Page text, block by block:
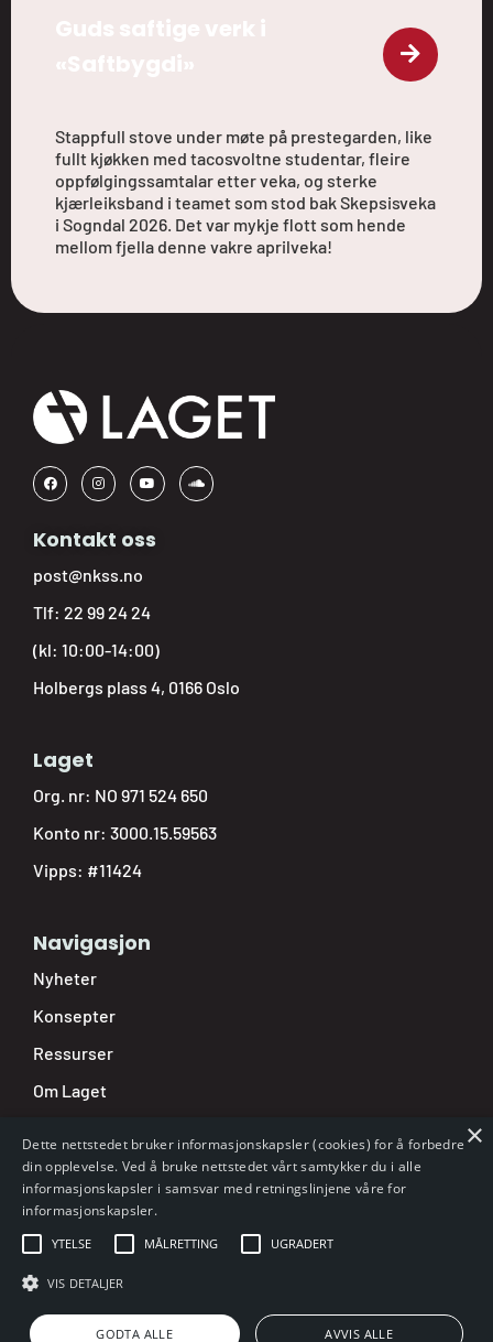
Stappfull stove under møte på prestegarden, like
fullt kjøkken med tacosvoltne studentar, fleire
oppfølgingssamtalar etter veka, og sterke
kjærleiksband i teamet som stod bak Skepsisveka
i Sogndal 2026. Det var mykje flott som hende
mellom fjella denne vakre aprilveka!
Kontakt oss
post@nkss.no
Tlf: 22 99 24 24
(kl: 10:00-14:00)
Holbergs plass 4, 0166 Oslo
Laget
Org. nr: NO 971 524 650
Konto nr: 3000.15.59563
Vipps: #11424
Navigasjon
Nyheter
Konsepter
Ressurser
Om Laget
Min side
Varsling
Personvern
Utviklet avGetOnNet AS | Copyright NKSS © 2026
×
Dette nettstedet bruker informasjonskapsler (cookies) for å forbedre
din opplevelse. Ved å bruke nettstedet vårt samtykker du i alle
informasjonskapsler i samsvar med retningslinjene våre for
informasjonskapsler.
YTELSE MÅLRETTING UGRADERT
VIS DETALJER
GODTA ALLE AVVIS ALLE